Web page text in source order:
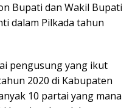
Bupati dan Wakil Bupati
dalam Pilkada tahun
pengusung yang ikut
2020 di Kabupaten
10 partai yang mana